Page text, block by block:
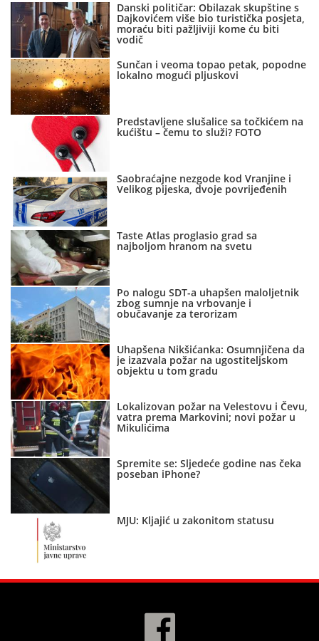
Danski političar: Obilazak skupštine s
Dajkovićem više bio turistička posjeta,
moraću biti pažljiviji kome ću biti
vodič
Sunčan i veoma topao petak, popodne
lokalno mogući pljuskovi
Predstavljene slušalice sa točkićem na
kućištu – čemu to služi? FOTO
Saobraćajne nezgode kod Vranjine i
Velikog pijeska, dvoje povrijeđenih
Taste Atlas proglasio grad sa
najboljom hranom na svetu
Po nalogu SDT-a uhapšen maloljetnik
zbog sumnje na vrbovanje i
obučavanje za terorizam
Uhapšena Nikšićanka: Osumnjičena da
je izazvala požar na ugostiteljskom
objektu u tom gradu
Lokalizovan požar na Velestovu i Čevu,
vatra prema Markovini; novi požar u
Mikulićima
Spremite se: Sljedeće godine nas čeka
poseban iPhone?
MJU: Kljajić u zakonitom statusu